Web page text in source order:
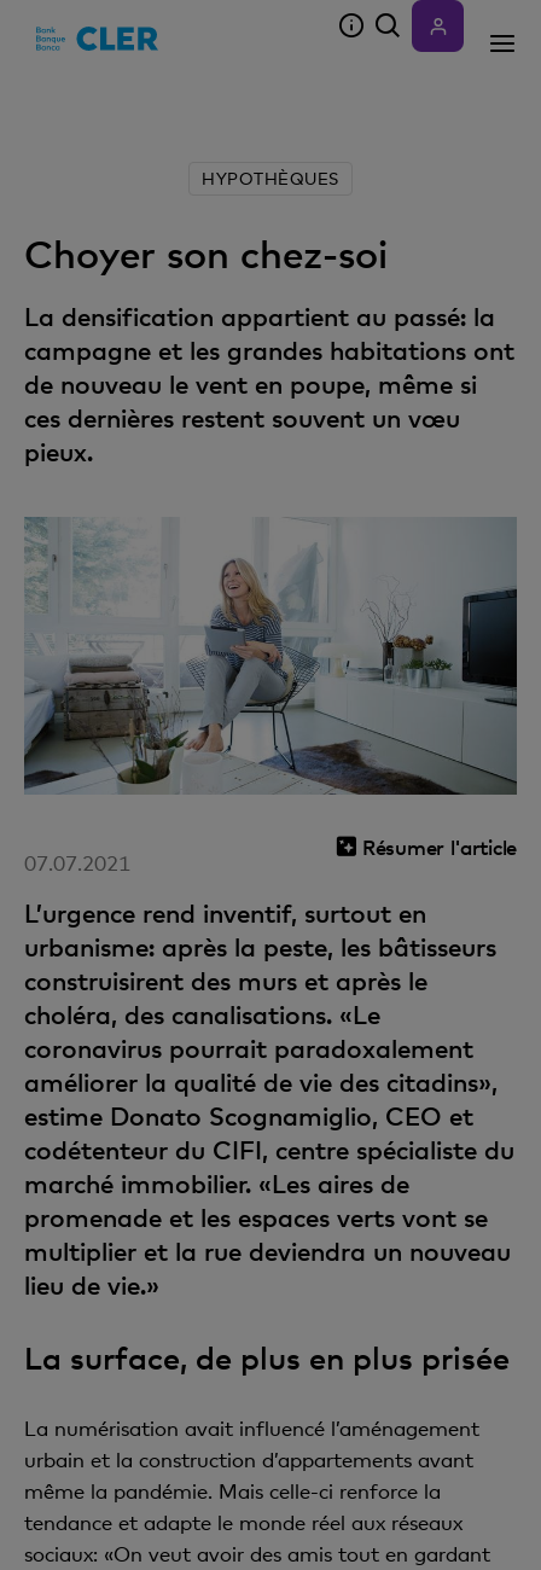
HYPOTHÈQUES
Choyer son chez-soi
La densification appartient au passé: la
campagne et les grandes habitations ont
de nouveau le vent en poupe, même si
ces dernières restent souvent un vœu
pieux.
Résumer l'article
07.07.2021
L’urgence rend inventif, surtout en
urbanisme: après la peste, les bâtisseurs
construisirent des murs et après le
choléra, des canalisations. «Le
coronavirus pourrait paradoxalement
améliorer la qualité de vie des citadins»,
estime Donato Scognamiglio, CEO et
codétenteur du CIFI, centre spécialiste du
marché immobilier. «Les aires de
promenade et les espaces verts vont se
multiplier et la rue deviendra un nouveau
lieu de vie.»
La surface, de plus en plus prisée
La numérisation avait influencé l’aménagement
urbain et la construction d’appartements avant
même la pandémie. Mais celle-ci renforce la
tendance et adapte le monde réel aux réseaux
sociaux: «On veut avoir des amis tout en gardant